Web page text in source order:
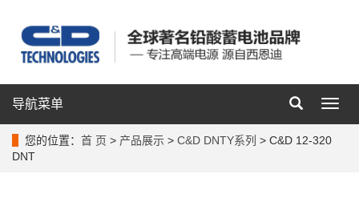
导
菜
导航菜单
您的位置： 首 页 > 产品展示 > C&D DNTY系列 > C&D 12-320
DNT